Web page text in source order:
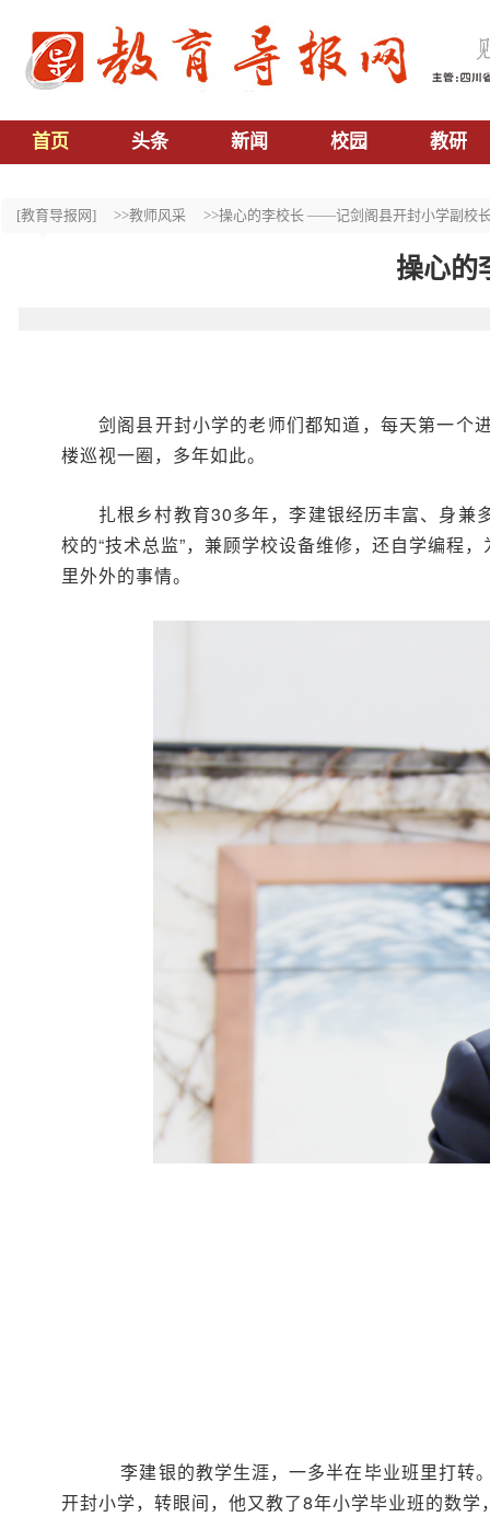
首页 头条 新闻 校园 教研
[教育导报网] >>教师风采 >>操心的李校长 ——记剑阁县开封小学副校
操心的
剑阁县开封小学的老师们都知道，每天第一个
楼巡视一圈，多年如此。
扎根乡村教育30多年，李建银经历丰富、身兼
校的“技术总监”，兼顾学校设备维修，还自学编程
里外外的事情。
李建银的教学生涯，一多半在毕业班里打转
开封小学，转眼间，他又教了8年小学毕业班的数